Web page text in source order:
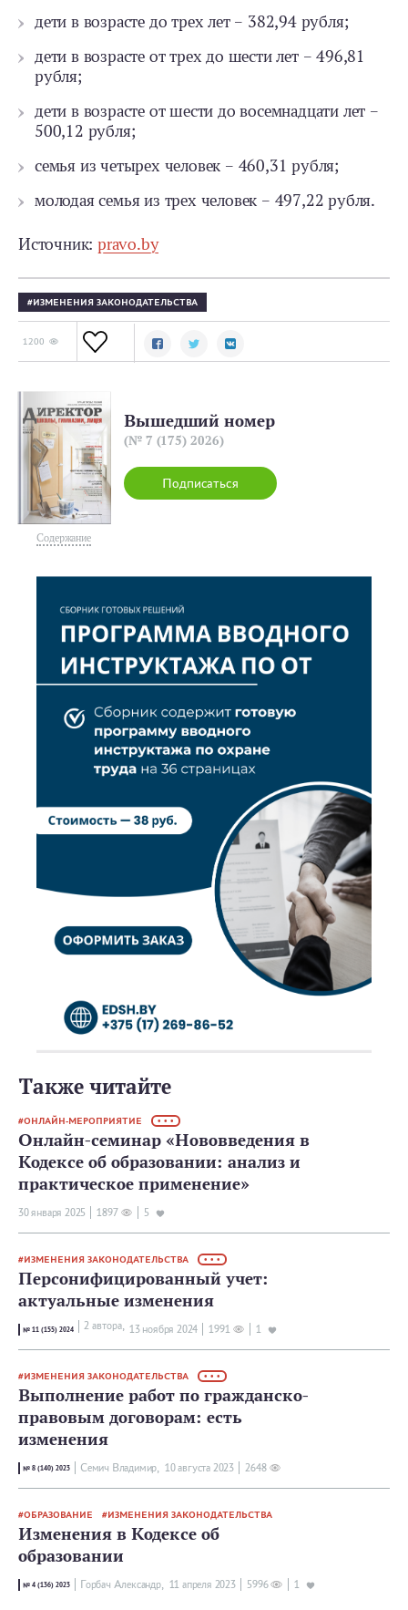
дети в возрасте до трех лет – 382,94 рубля;
дети в возрасте от трех до шести лет – 496,81
рубля;
дети в возрасте от шести до восемнадцати лет –
500,12 рубля;
семья из четырех человек – 460,31 рубля;
молодая семья из трех человек – 497,22 рубля.
Источник:pravo.by
ИЗМЕНЕНИЯ ЗАКОНОДАТЕЛЬСТВА
1200
Содержание
Подписаться
Вышедший номер
(№ 7 (175) 2026)
Также читайте
ОНЛАЙН-МЕРОПРИЯТИЕ • • •
Онлайн-семинар «Нововведения в
Кодексе об образовании: анализ и
практическое применение»
30 января 2025 1897 5
ИЗМЕНЕНИЯ ЗАКОНОДАТЕЛЬСТВА • • •
Персонифицированный учет:
актуальные изменения
№ 11 (155) 2024 2 автора, 13 ноября 2024 1991 1
ИЗМЕНЕНИЯ ЗАКОНОДАТЕЛЬСТВА • • •
Выполнение работ по гражданско-
правовым договорам: есть
изменения
№ 8 (140) 2023 Семич Владимир, 10 августа 2023 2648
ОБРАЗОВАНИЕ ИЗМЕНЕНИЯ ЗАКОНОДАТЕЛЬСТВА
Изменения в Кодексе об
образовании
№ 4 (136) 2023 Горбач Александр, 11 апреля 2023 5996 1